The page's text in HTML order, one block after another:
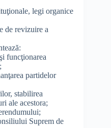
legi organice
de revizuire a
funcţionarea
partidelor
stabilirea
ale acestora;
Suprem de